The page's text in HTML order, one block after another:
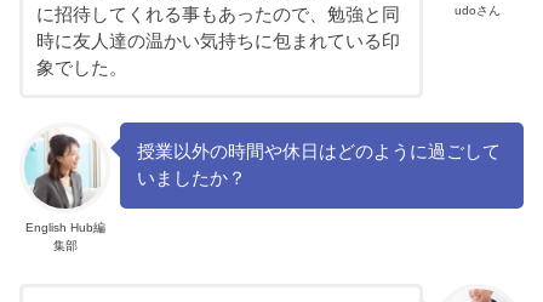
udoさん
に招待してくれる事もあったので、勉強と同
時に友人達の温かい気持ちに包まれている印
象でした。
English Hub編
集部
授業以外の時間や休日はどのように過ごして
いましたか？